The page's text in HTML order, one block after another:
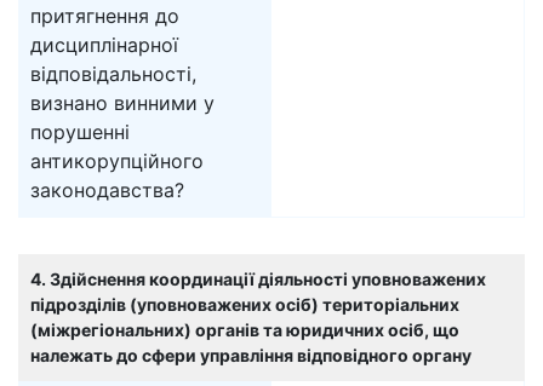
притягнення до
дисциплінарної
відповідальності,
визнано винними у
порушенні
антикорупційного
законодавства?
4. Здійснення координації діяльності уповноважених
підрозділів (уповноважених осіб) територіальних
(міжрегіональних) органів та юридичних осіб, що
належать до сфери управління відповідного органу